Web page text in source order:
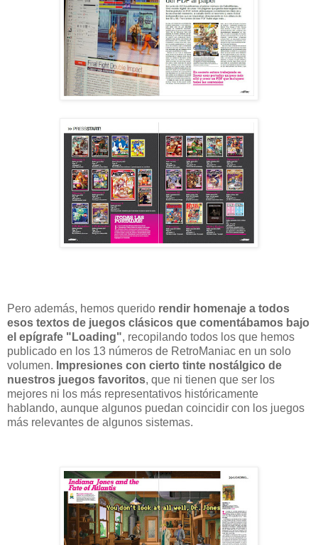
Pero además, hemos querido rendir homenaje a todos
esos textos de juegos clásicos que comentábamos bajo
el epígrafe "Loading", recopilando todos los que hemos
publicado en los 13 números de RetroManiac en un solo
volumen. Impresiones con cierto tinte nostálgico de
nuestros juegos favoritos, que ni tienen que ser los
mejores ni los más representativos históricamente
hablando, aunque algunos puedan coincidir con los juegos
más relevantes de algunos sistemas.